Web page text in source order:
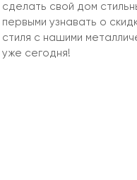
сделать свой дом
первыми узнавать о
стиля с нашими
уже сегодня!